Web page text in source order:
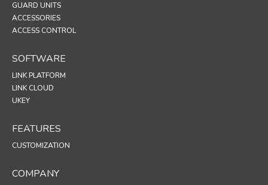
GUARD UNITS
ACCESSORIES
ACCESS CONTROL
SOFTWARE
LINK PLATFORM
LINK CLOUD
UKEY
FEATURES
CUSTOMIZATION
COMPANY